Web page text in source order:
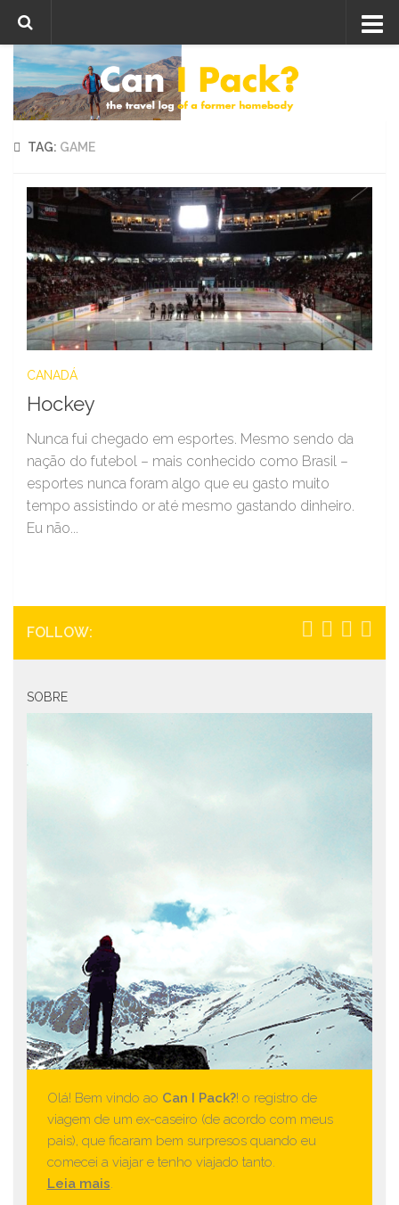
Skip to content
TAG: GAME
CANADÁ
Hockey
Nunca fui chegado em esportes. Mesmo sendo da
nação do futebol – mais conhecido como Brasil –
esportes nunca foram algo que eu gasto muito
tempo assistindo or até mesmo gastando dinheiro.
Eu não...
FOLLOW:
SOBRE
Olá! Bem vindo ao Can I Pack?! o registro de
viagem de um ex-caseiro (de acordo com meus
pais), que ficaram bem surpresos quando eu
comecei a viajar e tenho viajado tanto.
Leia mais.